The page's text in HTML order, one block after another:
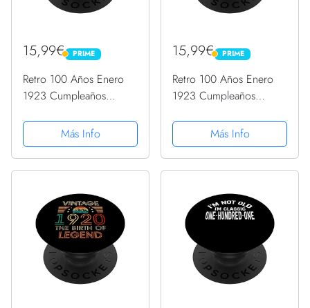
15,99€ PRIME
PRIME
Retro 100 Años Enero
1923 Cumpleaños
PopSockets PopGrip
Intercambiable
Más Info
15,99€ PRIME
PRIME
Retro 100 Años Enero
1923 Cumpleaños
PopSockets PopGrip
Intercambiable
Más Info